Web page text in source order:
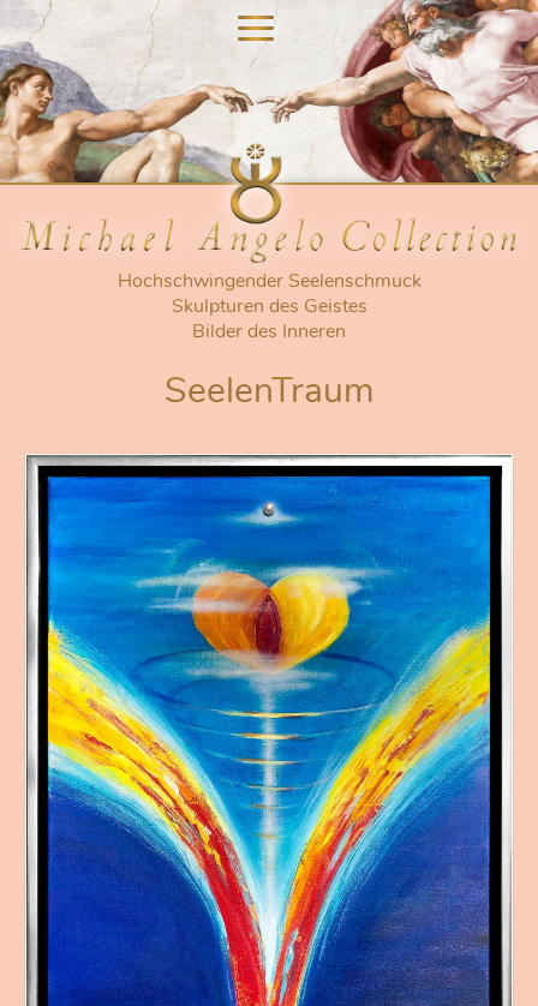
Hochschwingender Seelenschmuck
Skulpturen des Geistes
Bilder des Inneren
SeelenTraum